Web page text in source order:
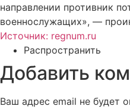
направлении противник
военнослужащих», —
Источник: regnum.ru
Распространить
Добавить
Ваш адрес email не будет